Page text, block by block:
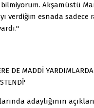
bilmiyorum. Akşamüstü
verdiğim esnada sadece
DE MADDİ YARDIMLARDA
adaylığının